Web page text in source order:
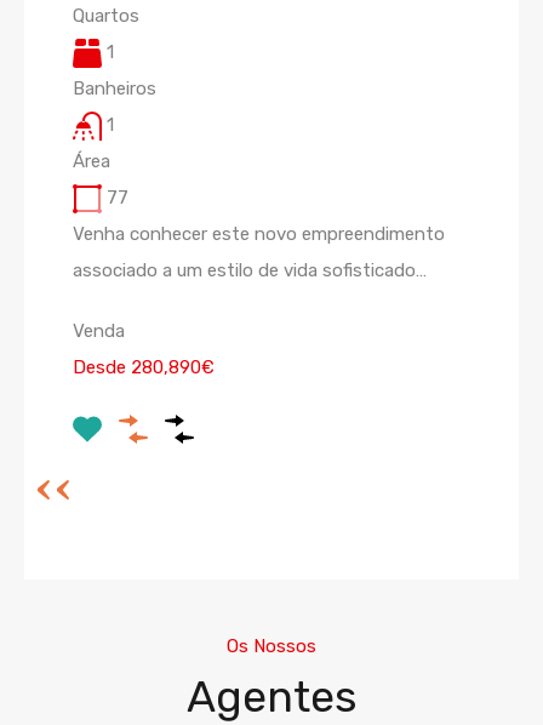
Quartos
1
Banheiros
1
Área
77
Venha conhecer este novo empreendimento
associado a um estilo de vida sofisticado…
Venda
Desde 280,890€
Os Nossos
Agentes